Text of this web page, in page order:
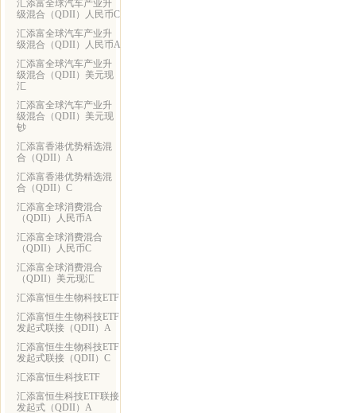
汇添富全球汽车产业升
级混合（QDII）人民币C
汇添富全球汽车产业升
级混合（QDII）人民币A
汇添富全球汽车产业升
级混合（QDII）美元现
汇
汇添富全球汽车产业升
级混合（QDII）美元现
钞
汇添富香港优势精选混
合（QDII）A
汇添富香港优势精选混
合（QDII）C
汇添富全球消费混合
（QDII）人民币A
汇添富全球消费混合
（QDII）人民币C
汇添富全球消费混合
（QDII）美元现汇
汇添富恒生生物科技ETF
汇添富恒生生物科技ETF
发起式联接（QDII）A
汇添富恒生生物科技ETF
发起式联接（QDII）C
汇添富恒生科技ETF
汇添富恒生科技ETF联接
发起式（QDII）A